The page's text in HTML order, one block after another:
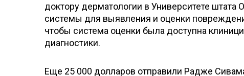
доктору дерматологии в Университете штата
системы для выявления и оценки
чтобы система оценки была доступна
диагностики.
Еще 25 000 долларов отправили Радже